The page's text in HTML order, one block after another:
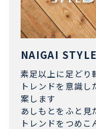
NAIGAI STYLE
素足以上に足どり
トレンドを意識
案します
あしもとをふと見
トレンドをつめこ